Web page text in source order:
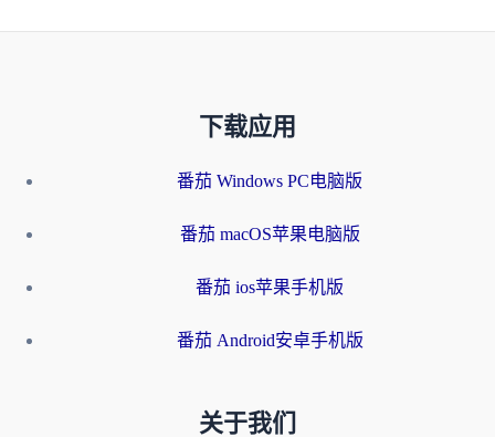
下载应用
番茄 Windows PC电脑版
番茄 macOS苹果电脑版
番茄 ios苹果手机版
番茄 Android安卓手机版
关于我们